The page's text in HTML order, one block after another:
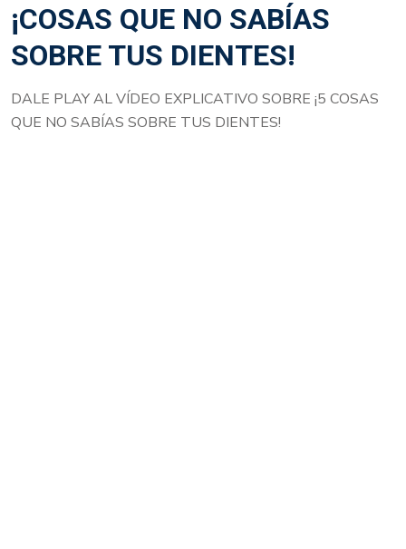
¡COSAS QUE NO SABÍAS
SOBRE TUS DIENTES!
DALE PLAY AL VÍDEO EXPLICATIVO SOBRE ¡5 COSAS
QUE NO SABÍAS SOBRE TUS DIENTES!